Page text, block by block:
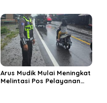
Arus Mudik Mulai Meningkat
Melintasi Pos Pelayanan